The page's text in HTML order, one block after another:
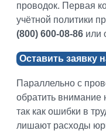
проводок. Первая
учётной политики
(800) 600-08-86 или
Оставить заявку
Параллельно с
обратить внимание
так как ошибки в
лишают расходы